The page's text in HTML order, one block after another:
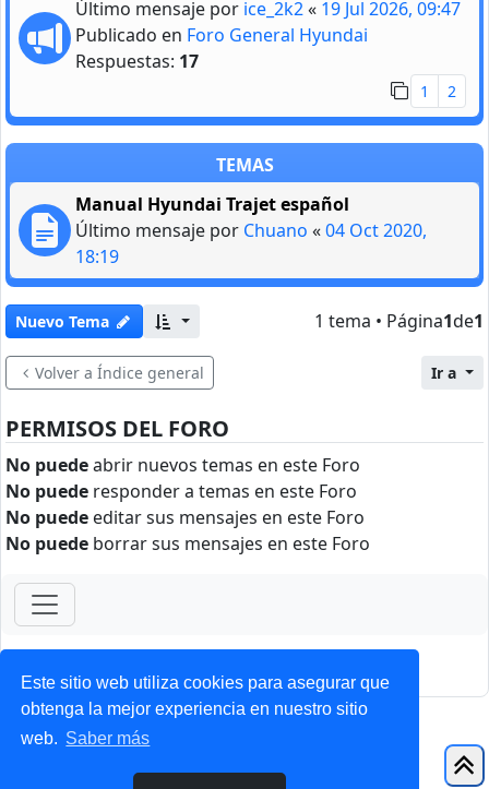
Este sitio web utiliza cookies para asegurar que
obtenga la mejor experiencia en nuestro sitio
web. Saber más
Último mensaje por ice_2k2« 19 Jul 2026, 09:47
Publicado en Foro General Hyundai
Respuestas: 17
1 2
TEMAS
Manual Hyundai Trajet español
Último mensaje por Chuano «04 Oct 2020,
18:19
Nuevo Tema 1 tema • Página1de1
Volver a Índice general Ir a
PERMISOS DEL FORO
No puedeabrir nuevos temas en este Foro
No puede responder a temas en este Foro
No puede editar sus mensajes en este Foro
No puede borrar sus mensajes en este Foro
ForoClub 2025
Privacidad| Condiciones